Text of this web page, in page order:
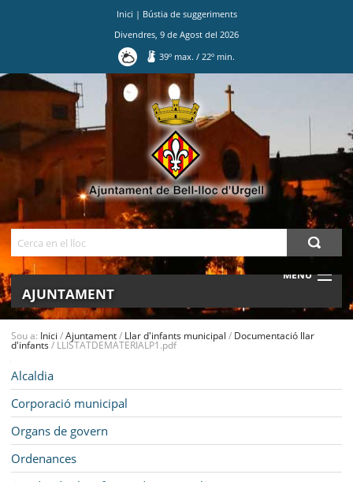
Inici | Bústia de suggeriments
Divendres 9 de Agost del 2026
39º max./ 22º min.
MENU
AJUNTAMENT
BELL-LLOC SOLUCIONA
Sou a: Inici /Ajuntament/ Llar d'infants municipal / Documentació llar
d'infants/ LLISTATDEMATERIALP1.pdf
Alcaldia
Corporació municipal
Organs de govern
Ordenances